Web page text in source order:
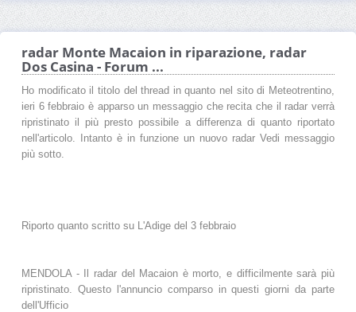
radar Monte Macaion in riparazione, radar
Dos Casina - Forum ...
Ho modificato il titolo del thread in quanto nel sito di Meteotrentino,
ieri 6 febbraio è apparso un messaggio che recita che il radar verrà
ripristinato il più presto possibile a differenza di quanto riportato
nell'articolo. Intanto è in funzione un nuovo radar Vedi messaggio
più sotto.
Riporto quanto scritto su L'Adige del 3 febbraio
MENDOLA - Il radar del Macaion è morto, e difficilmente sarà più
ripristinato. Questo l'annuncio comparso in questi giorni da parte
dell'Ufficio